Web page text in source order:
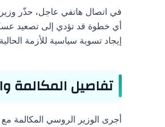
في اتصال هاتفي عاجل، حذّر
أي خطوة قد تؤدي إلى تصعيد
إيجاد تسوية سياسية للأزمة
تفاصيل المكالمة
أجرى الوزير الروسي المكالمة